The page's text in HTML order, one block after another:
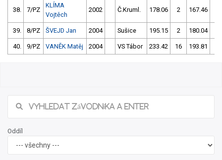
38. 7/PZ
KLÍMA
Vojtěch
2002 Č.Kruml. 178.06 2 167.46
39. 8/PZ ŠVEJD Jan 2004 Sušice 195.15 2 180.04
40. 9/PZ VANĚK Matěj 2004 VS Tábor 233.42 16 193.81
Oddíl